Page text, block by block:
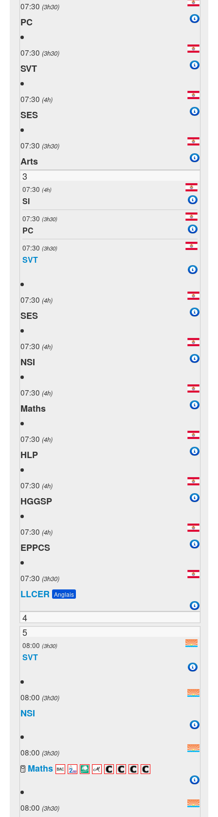
07:30 (3h30)
PC
07:30 (3h30)
SVT
07:30 (4h)
SES
07:30 (3h30)
Arts
3
07:30 (4h)
SI
07:30 (3h30)
PC
07:30 (3h30)
SVT
07:30 (4h)
SES
07:30 (4h)
NSI
07:30 (4h)
Maths
07:30 (4h)
HLP
07:30 (4h)
HGGSP
07:30 (4h)
EPPCS
07:30 (3h30)
LLCER Anglais
4
5
08:00 (3h30)
SVT
08:00 (3h30)
NSI
08:00 (3h30)
Maths
08:00 (3h30)